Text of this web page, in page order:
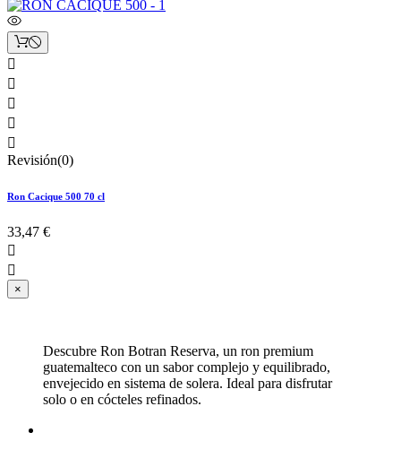





Revisión(0)
Ron Cacique 500 70 cl
33,47 €


×
Descubre Ron Botran Reserva, un ron premium
guatemalteco con un sabor complejo y equilibrado,
envejecido en sistema de solera. Ideal para disfrutar
solo o en cócteles refinados.